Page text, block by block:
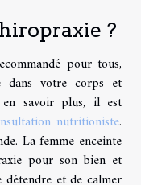
?
pour tous,
dans votre corps et
en savoir plus, il est
nutritioniste.
La femme enceinte
pour son bien et
et de calmer